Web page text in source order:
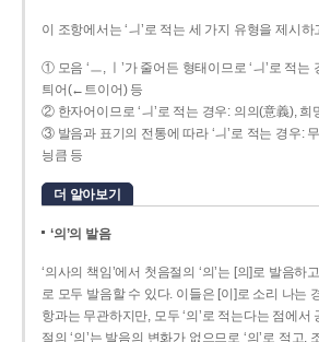
이 조항에서는 ‘ㅢ’로 적는 세 가지 유형을 제시하
① 모음 ‘ㅡ, ㅣ’가 줄어든 형태이므로 ‘ㅢ’로 적
틔어(←트이어) 등
② 한자어이므로 ‘ㅢ’로 적는 경우: 의의(意義), 희
③ 발음과 표기의 전통에 따라 ‘ㅢ’로 적는 경우:
닁큼 등
더 알아보기
‘의’의 발음
‘의사의 책임’에서 첫음절의 ‘의’는 [의]로 발음하
로 모두 발음할 수 있다. 이들은 [이]로 소리 나는
항과는 무관하지만, 모두 ‘의’로 적는다는 점에서
절의 ‘의’는 발음의 변화가 없으므로 ‘의’로 적고,